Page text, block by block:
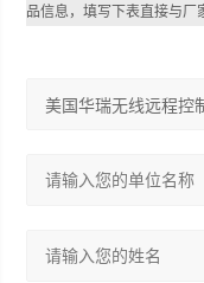
品信息，填写下表直接与厂